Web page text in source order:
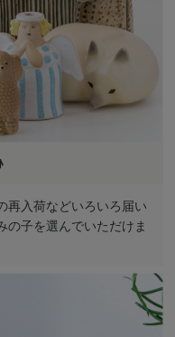
再入荷などいろいろ届い
の子を選んでいただけま